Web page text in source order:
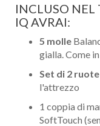
INCLUSO NEL
IQ AVRAI:
5 molle
gialla. Come
Set di 2 ruote
l'attrezzo
1 coppia di
SoftTouch